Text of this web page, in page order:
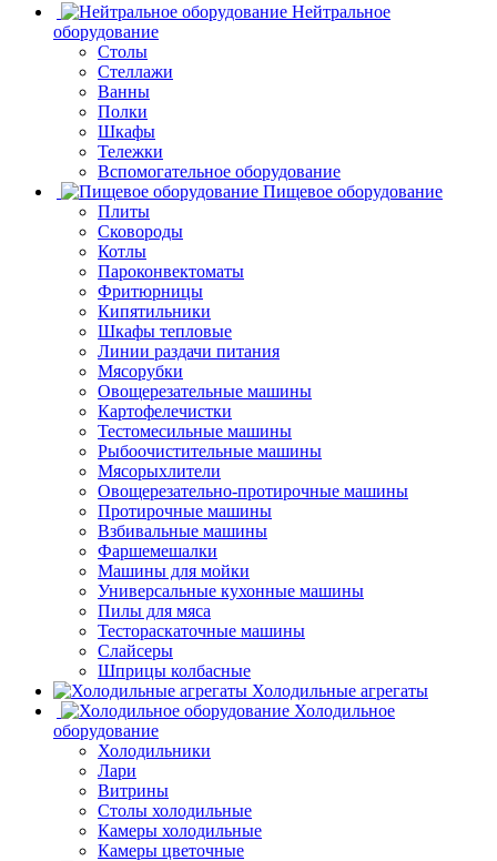
Нейтральное
оборудование
Столы
Стеллажи
Ванны
Полки
Шкафы
Тележки
Вспомогательное оборудование
Пищевое оборудование
Плиты
Сковороды
Котлы
Пароконвектоматы
Фритюрницы
Кипятильники
Шкафы тепловые
Линии раздачи питания
Мясорубки
Овощерезательные машины
Картофелечистки
Тестомесильные машины
Рыбоочистительные машины
Мясорыхлители
Овощерезательно-протирочные машины
Протирочные машины
Взбивальные машины
Фаршемешалки
Машины для мойки
Универсальные кухонные машины
Пилы для мяса
Тестораскаточные машины
Слайсеры
Шприцы колбасные
Холодильные агрегаты
Холодильное
оборудование
Холодильники
Лари
Витрины
Столы холодильные
Камеры холодильные
Камеры цветочные